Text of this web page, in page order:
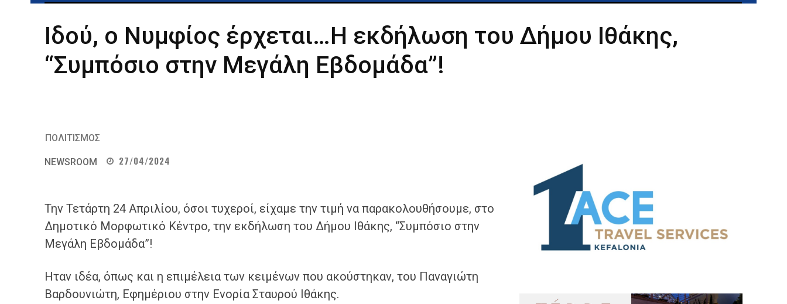
Ιδού, ο Νυμφίος έρχεται…Η εκδήλωση του Δήμου Ιθάκης,
“Συμπόσιο στην Μεγάλη Εβδομάδα”!
ΠΟΛΙΤΙΣΜΟΣ
NEWSROOM 27/04/2024
Την Τετάρτη 24 Απριλίου, όσοι τυχεροί, είχαμε την τιμή να παρακολουθήσουμε, στο
Δημοτικό Μορφωτικό Κέντρο, την εκδήλωση του Δήμου Ιθάκης, “Συμπόσιο στην
Μεγάλη Εβδομάδα”!
Ηταν ιδέα, όπως και η επιμέλεια των κειμένων που ακούστηκαν, του Παναγιώτη
Βαρδουνιώτη, Εφημέριου στην Ενορία Σταυρού Ιθάκης.